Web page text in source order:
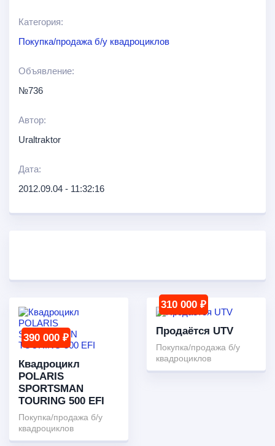
Категория:
Покупка/продажа б/у квадроциклов
Объявление:
№736
Автор:
Uraltraktor
Дата:
2012.09.04 - 11:32:16
390 000 ₽
Квадроцикл
POLARIS
SPORTSMAN
TOURING 500 EFI
Покупка/продажа б/у
квадроциклов
310 000 ₽
Продаётся UTV
Покупка/продажа б/у
квадроциклов